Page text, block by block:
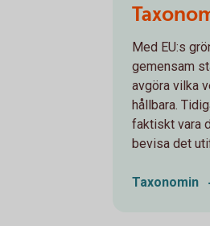
Med EU:s
gemensam
avgöra vilka
hållbara.
faktiskt vara
bevisa det
Taxonomin